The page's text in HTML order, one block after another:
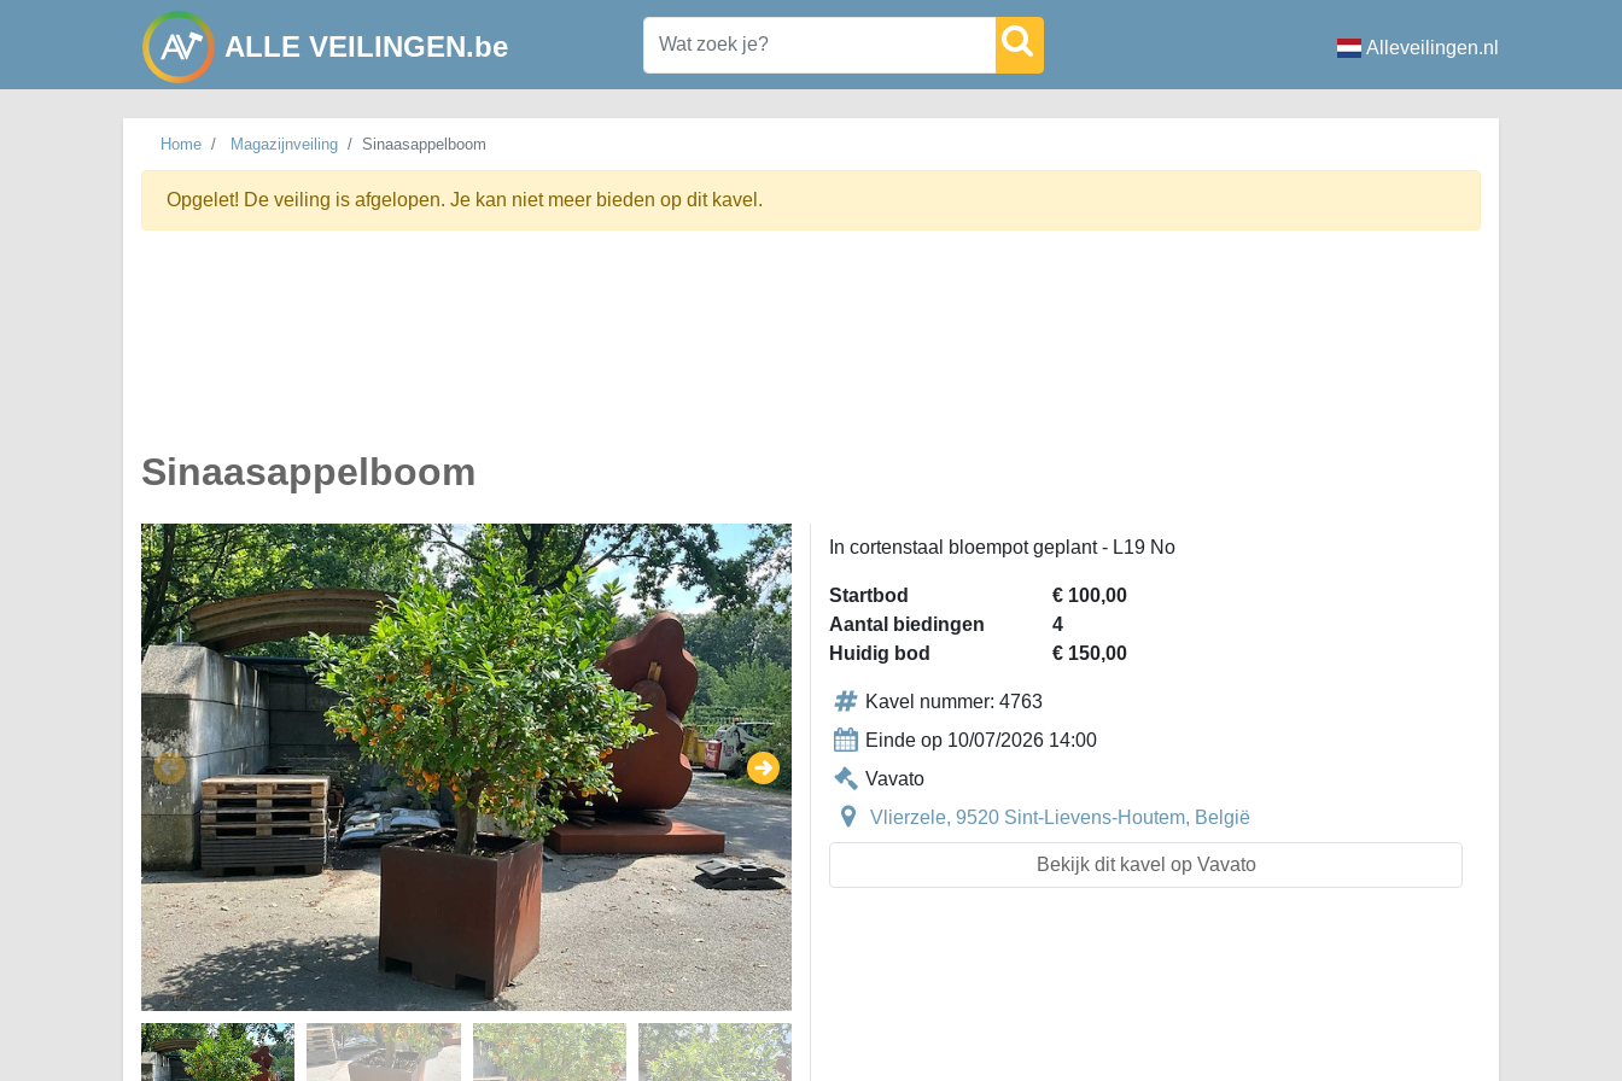
ALLE VEILINGEN.be Alleveilingen.nl
Home Magazijnveiling Sinaasappelboom
Opgelet! De veiling is afgelopen. Je kan niet meer bieden op dit kavel.
Sinaasappelboom
In cortenstaal bloempot geplant - L19 No
Startbod
€ 100,00
Aantal biedingen
4
Huidig bod
€ 150,00
Kavel nummer: 4763
Einde op 10/07/2026 14:00
Vavato
Vlierzele, 9520 Sint-Lievens-Houtem, België
Bekijk dit kavel op Vavato